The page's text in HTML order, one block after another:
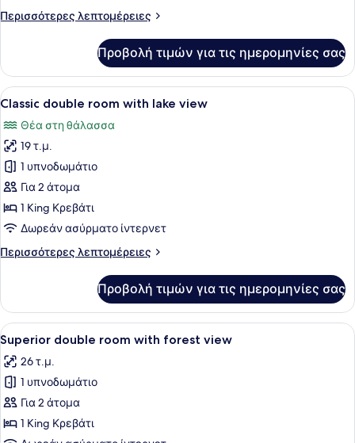
waterfall
Περισσότερες λεπτομέρειες
Περισσότερες
double
room
with
view
Προβολή τιμών για τις ημερομηνίες σας
Προβολή
όλων
των
φωτογραφιών
για
Classic
double
room
lake
Ένα δωμάτιο ξενοδοχείου με ένα
3
Classic double room with lake view
Θέα στη θάλασσα
19 τ.μ.
1 υπνοδωμάτιο
Για 2 άτομα
1 King Κρεβάτι
Δωρεάν ασύρματο ίντερνετ
Περισσότερες λεπτομέρειες
Περισσότερες
double
room
with
lake
view
Προβολή τιμών για τις ημερομηνίες σας
Προβολή
όλων
των
φωτογραφιών
για
Superior
Ένα δωμάτιο ξενοδοχείου με ένα
3
Superior double room with forest view
26 τ.μ.
1 υπνοδωμάτιο
Για 2 άτομα
1 King Κρεβάτι